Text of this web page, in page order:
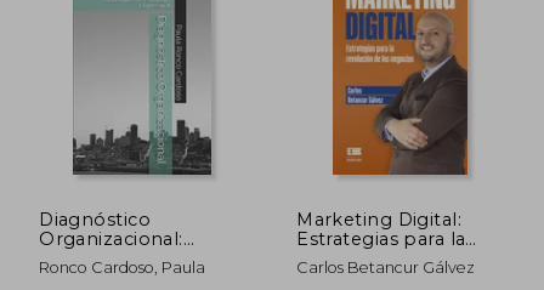
Diagnóstico
Organizacional:
Cuadernillos de
Psicología
Ronco Cardoso, Paula
Marketing Digital:
Estrategias para la
revolución de los
negocios
Carlos Betancur Gálvez